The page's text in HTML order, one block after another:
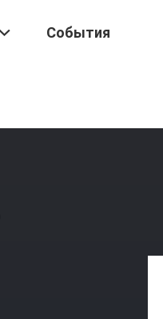
События